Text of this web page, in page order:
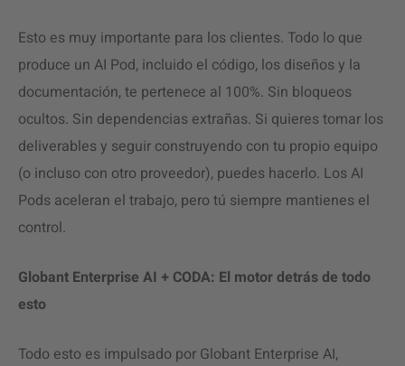
Esto es muy importante para los clientes. Todo lo que
produce un AI Pod, incluido el código, los diseños y la
documentación, te pertenece al 100%. Sin bloqueos
ocultos. Sin dependencias extrañas. Si quieres tomar los
deliverables y seguir construyendo con tu propio equipo
(o incluso con otro proveedor), puedes hacerlo. Los AI
Pods aceleran el trabajo, pero tú siempre mantienes el
control.
Globant Enterprise AI + CODA: El motor detrás de todo
esto
Todo esto es impulsado por Globant Enterprise AI,